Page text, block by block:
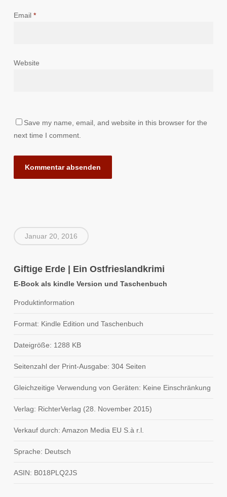
Email *
Website
Save my name, email, and website in this browser for the
next time I comment.
Januar 20, 2016
Giftige Erde | Ein Ostfrieslandkrimi
E-Book als kindle Version und Taschenbuch
Produktinformation
Format: Kindle Edition und Taschenbuch
Dateigröße: 1288 KB
Seitenzahl der Print-Ausgabe: 304 Seiten
Gleichzeitige Verwendung von Geräten: Keine Einschränkung
Verlag: RichterVerlag (28. November 2015)
Verkauf durch: Amazon Media EU S.à r.l.
Sprache: Deutsch
ASIN: B018PLQ2JS